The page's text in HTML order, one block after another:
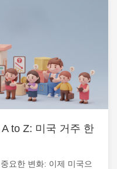
to Z: 미국 거주 한
요한 변화: 이제 미국으